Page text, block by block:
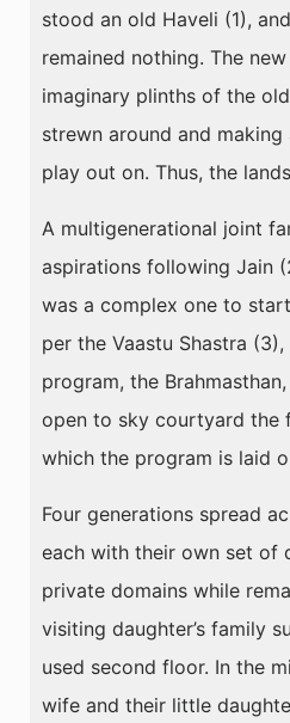
stood an old Haveli (1),
remained nothing. The
imaginary plinths of the
strewn around and
play out on. Thus, the
A multigenerational joint
aspirations following Jain
was a complex one to
per the Vaastu Shastra
program, the
open to sky courtyard the
which the program is laid
Four generations spread
each with their own set of
private domains while
visiting daughter’s family
used second floor. In the
wife and their little